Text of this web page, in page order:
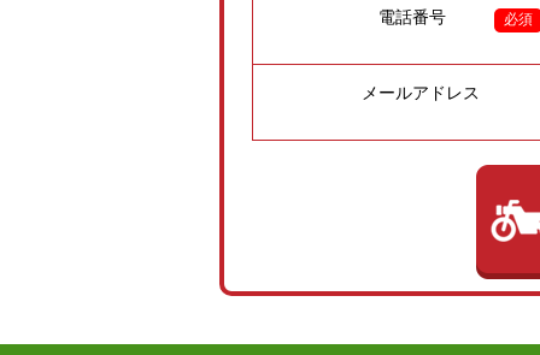
電話番号 必須
メールアドレス